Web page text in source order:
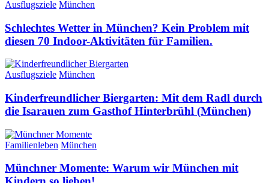
Ausflugsziele München
Schlechtes Wetter in München? Kein Problem mit
diesen 70 Indoor-Aktivitäten für Familien.
Ausflugsziele München
Kinderfreundlicher Biergarten: Mit dem Radl durch
die Isarauen zum Gasthof Hinterbrühl (München)
Familienleben München
Münchner Momente: Warum wir München mit